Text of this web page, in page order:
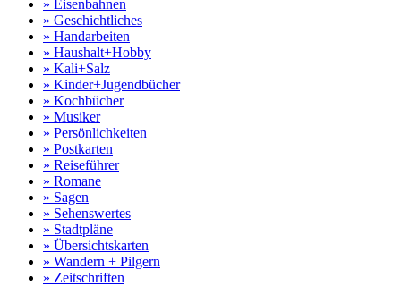
» Eisenbahnen
» Geschichtliches
» Handarbeiten
» Haushalt+Hobby
» Kali+Salz
» Kinder+Jugendbücher
» Kochbücher
» Musiker
» Persönlichkeiten
» Postkarten
» Reiseführer
» Romane
» Sagen
» Sehenswertes
» Stadtpläne
» Übersichtskarten
» Wandern + Pilgern
» Zeitschriften